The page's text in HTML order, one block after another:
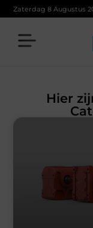
Zaterdag 8 Augustus
Hier